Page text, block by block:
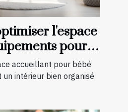
l'espace
pour
accueillant pour bébé
intérieur bien organisé